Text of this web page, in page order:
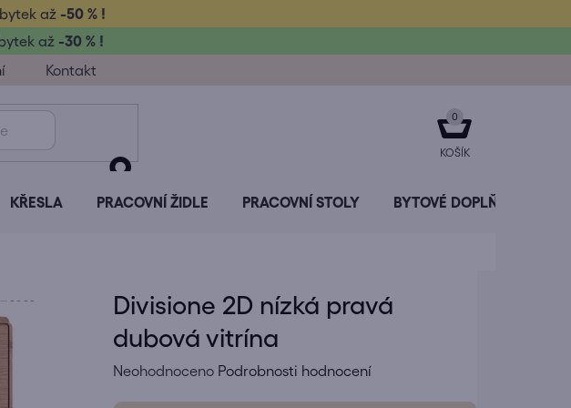
až-50 % !
až -30 % !
Kontakt
NÁKUPNÍ
KOŠÍK
KŘESLA PRACOVNÍ ŽIDLE PRACOVNÍ STOLY BYTOVÉ DOPLŇKY
Divisione 2D nízká pravá
dubová vitrína
Průměrné
Neohodnoceno Podrobnosti hodnocení